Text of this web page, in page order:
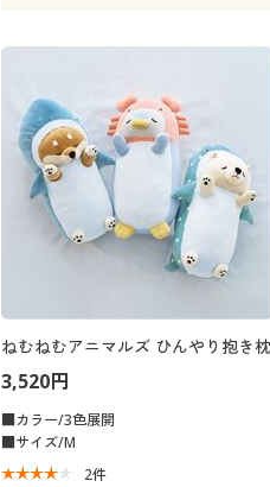
ねむねむアニマルズ ひんやり抱き枕
3,520円
■カラー/3色展開
■サイズ/M
2件